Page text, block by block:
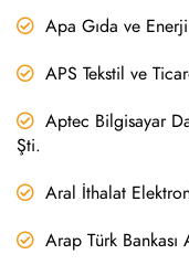
Apa Gıda ve
APS Tekstil ve
Aptec Bilgisayar
Şti.
Aral İthalat
Arap Türk Bankası